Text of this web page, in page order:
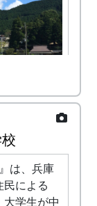
カーナビ
ォンの無料
キーワード
座神まで
座神
、クライ
ェーンが
内を散策
しんでく
は、兵庫
による
大学生が中